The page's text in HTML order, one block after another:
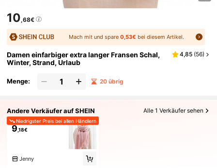
10,68€
Mach mit und spare 0,53€ bei diesem Artikel.
Damen einfarbiger extra langer Fransen Schal,
Winter, Strand, Urlaub
4,85 (56)
Menge: 20 übrig
Andere Verkäufer auf SHEIN Alle 1 Verkäufer sehen
Niedrigster Preis bei allen Händlern
9 ,18€
Jenny